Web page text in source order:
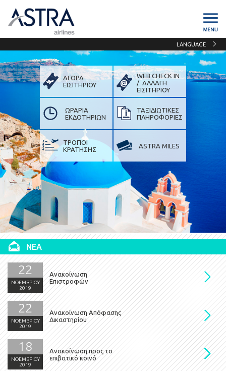
LANGUAGE
ΑΓΟΡΑ
ΕΙΣΙΤΗΡΙΟΥ
WEB CHECK IN
/ ΑΛΛΑΓΗ
ΕΙΣIΤΗΡΙΟΥ
ΩΡΑΡΙΑ
ΕΚΔΟΤΗΡΙΩΝ
ΤΑΞΙΔΙΩΤΙΚΕΣ
ΠΛΗΡΟΦΟΡΙΕΣ
ΤΡΟΠΟΙ
ΚΡΑΤΗΣΗΣ
ASTRA MILES
ΝΕΑ
22
ΝΟΕΜΒΡΙΟΥ
2019
Ανακοίνωση
Επιστροφών
22
ΝΟΕΜΒΡΙΟΥ
2019
Ανακοίνωση Απόφασης
Δικαστηρίου
18
ΝΟΕΜΒΡΙΟΥ
2019
Ανακοίνωση προς το
επιβατικό κοινό